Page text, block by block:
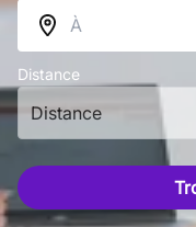
Distance
Distance